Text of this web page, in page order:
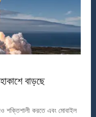
বাড়ছে
শক্তিশালী করতে এবং মোবাইল